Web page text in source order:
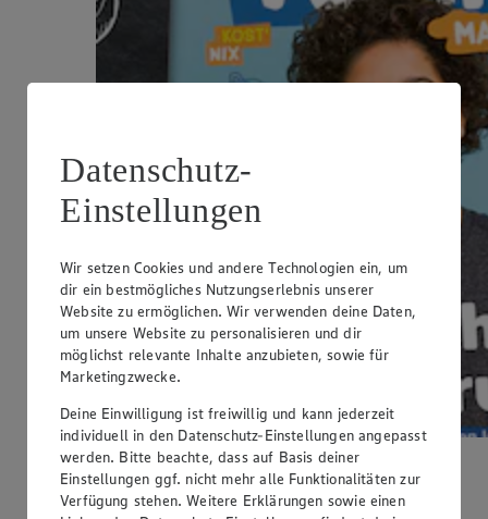
Die neue YUMMI ist da!
Datenschutz-
Einstellungen
Wir setzen Cookies und andere Technologien ein, um
dir ein bestmögliches Nutzungserlebnis unserer
Website zu ermöglichen. Wir verwenden deine Daten,
um unsere Website zu personalisieren und dir
möglichst relevante Inhalte anzubieten, sowie für
Marketingzwecke.
Deine Einwilligung ist freiwillig und kann jederzeit
individuell in den Datenschutz-Einstellungen angepasst
werden. Bitte beachte, dass auf Basis deiner
Einstellungen ggf. nicht mehr alle Funktionalitäten zur
Verfügung stehen. Weitere Erklärungen sowie einen